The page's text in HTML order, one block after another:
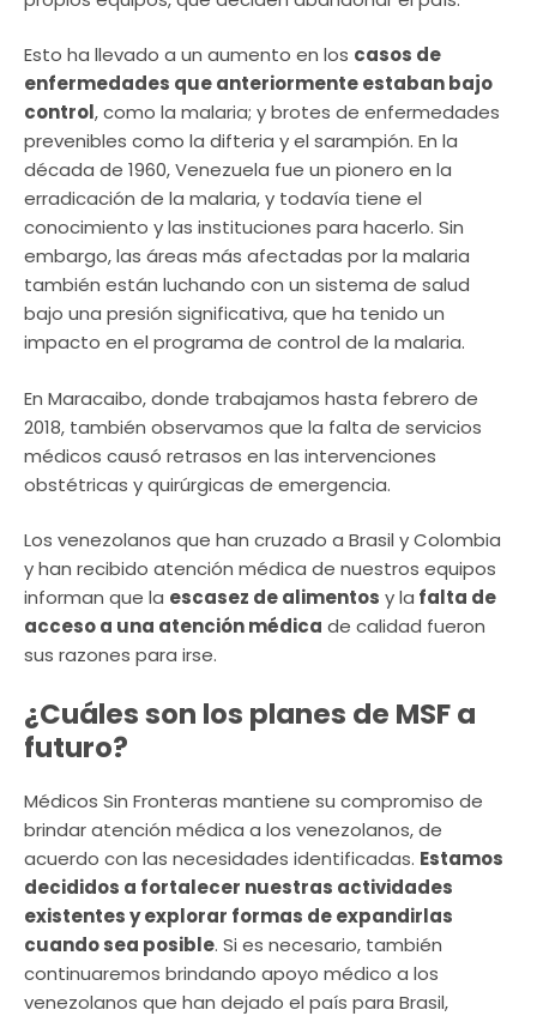
Esto ha llevado a un aumento en los casos de
enfermedades que anteriormente estaban bajo
control, como la malaria; y brotes de enfermedades
prevenibles como la difteria y el sarampión. En la
década de 1960, Venezuela fue un pionero en la
erradicación de la malaria, y todavía tiene el
conocimiento y las instituciones para hacerlo. Sin
embargo, las áreas más afectadas por la malaria
también están luchando con un sistema de salud
bajo una presión significativa, que ha tenido un
impacto en el programa de control de la malaria.
En Maracaibo, donde trabajamos hasta febrero de
2018, también observamos que la falta de servicios
médicos causó retrasos en las intervenciones
obstétricas y quirúrgicas de emergencia.
Los venezolanos que han cruzado a Brasil y Colombia
y han recibido atención médica de nuestros equipos
informan que la escasez de alimentos y la falta de
acceso a una atención médica de calidad fueron
sus razones para irse.
¿Cuáles son los planes de MSF a
futuro?
Médicos Sin Fronteras mantiene su compromiso de
brindar atención médica a los venezolanos, de
acuerdo con las necesidades identificadas. Estamos
decididos a fortalecer nuestras actividades
existentes y explorar formas de expandirlas
cuando sea posible. Si es necesario, también
continuaremos brindando apoyo médico a los
venezolanos que han dejado el país para Brasil,